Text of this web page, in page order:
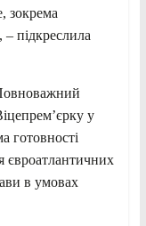
зокрема
– підкреслила
у
готовності
євроатлантичних
в умовах